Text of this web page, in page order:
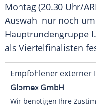
Montag (20.30 Uhr/
Auswahl nur noch
Hauptrundengruppe
als Viertelfinalisten
Empfohlener externer
Glomex GmbH
Wir benötigen Ihre